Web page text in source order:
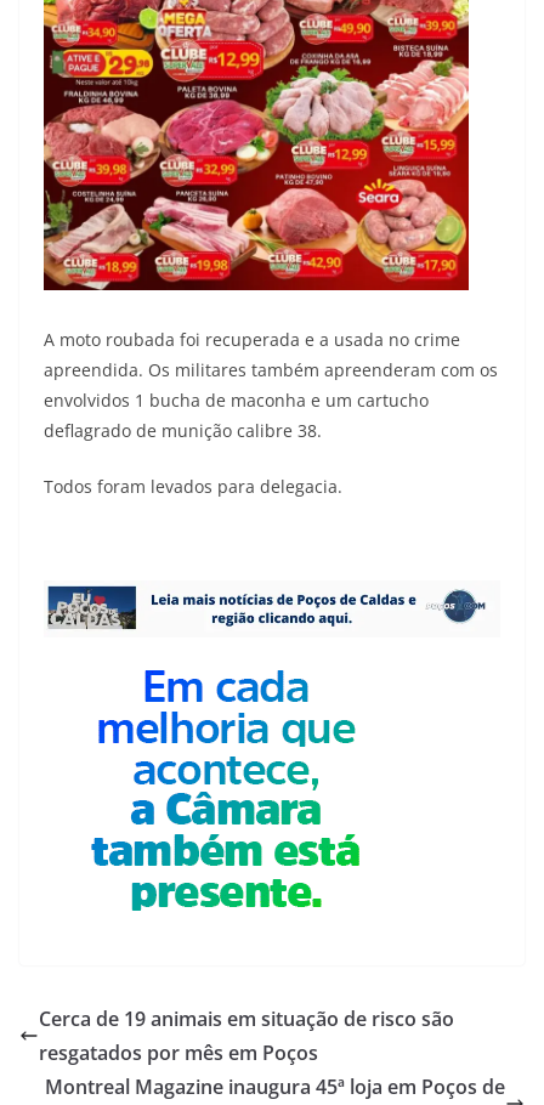
A moto roubada foi recuperada e a usada no crime
apreendida. Os militares também apreenderam com os
envolvidos 1 bucha de maconha e um cartucho
deflagrado de munição calibre 38.
Todos foram levados para delegacia.
Cerca de 19 animais em situação de risco são
resgatados por mês em Poços
Montreal Magazine inaugura 45ª loja em Poços de